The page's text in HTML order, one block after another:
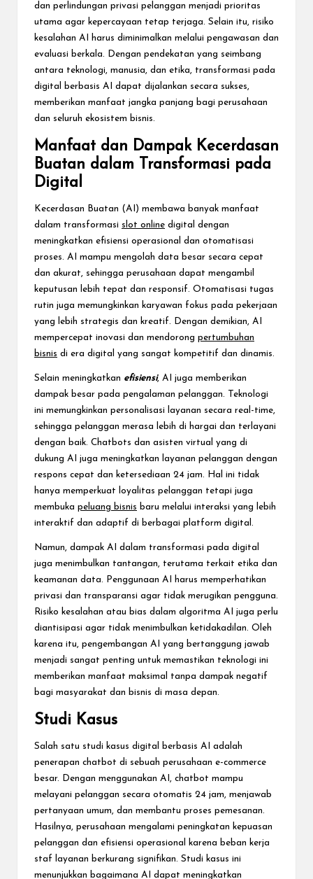
dan perlindungan privasi pelanggan menjadi prioritas
utama agar kepercayaan tetap terjaga. Selain itu, risiko
kesalahan AI harus diminimalkan melalui pengawasan dan
evaluasi berkala. Dengan pendekatan yang seimbang
antara teknologi, manusia, dan etika, transformasi pada
digital berbasis AI dapat dijalankan secara sukses,
memberikan manfaat jangka panjang bagi perusahaan
dan seluruh ekosistem bisnis.
Manfaat dan Dampak Kecerdasan
Buatan dalam Transformasi pada
Digital
Kecerdasan Buatan (AI) membawa banyak manfaat
dalam transformasi slot online digital dengan
meningkatkan efisiensi operasional dan otomatisasi
proses. AI mampu mengolah data besar secara cepat
dan akurat, sehingga perusahaan dapat mengambil
keputusan lebih tepat dan responsif. Otomatisasi tugas
rutin juga memungkinkan karyawan fokus pada pekerjaan
yang lebih strategis dan kreatif. Dengan demikian, AI
mempercepat inovasi dan mendorong pertumbuhan
bisnis di era digital yang sangat kompetitif dan dinamis.
Selain meningkatkan efisiensi, AI juga memberikan
dampak besar pada pengalaman pelanggan. Teknologi
ini memungkinkan personalisasi layanan secara real-time,
sehingga pelanggan merasa lebih di hargai dan terlayani
dengan baik. Chatbots dan asisten virtual yang di
dukung AI juga meningkatkan layanan pelanggan dengan
respons cepat dan ketersediaan 24 jam. Hal ini tidak
hanya memperkuat loyalitas pelanggan tetapi juga
membuka peluang bisnis baru melalui interaksi yang lebih
interaktif dan adaptif di berbagai platform digital.
Namun, dampak AI dalam transformasi pada digital
juga menimbulkan tantangan, terutama terkait etika dan
keamanan data. Penggunaan AI harus memperhatikan
privasi dan transparansi agar tidak merugikan pengguna.
Risiko kesalahan atau bias dalam algoritma AI juga perlu
diantisipasi agar tidak menimbulkan ketidakadilan. Oleh
karena itu, pengembangan AI yang bertanggung jawab
menjadi sangat penting untuk memastikan teknologi ini
memberikan manfaat maksimal tanpa dampak negatif
bagi masyarakat dan bisnis di masa depan.
Studi Kasus
Salah satu studi kasus digital berbasis AI adalah
penerapan chatbot di sebuah perusahaan e-commerce
besar. Dengan menggunakan AI, chatbot mampu
melayani pelanggan secara otomatis 24 jam, menjawab
pertanyaan umum, dan membantu proses pemesanan.
Hasilnya, perusahaan mengalami peningkatan kepuasan
pelanggan dan efisiensi operasional karena beban kerja
staf layanan berkurang signifikan. Studi kasus ini
menunjukkan bagaimana AI dapat meningkatkan